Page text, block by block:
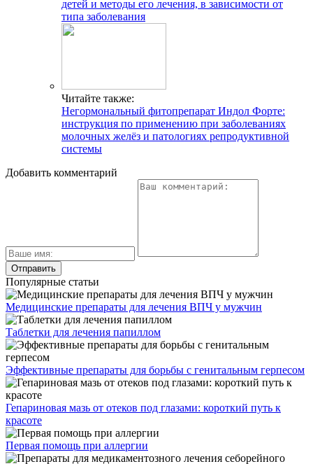
детей и методы его лечения, в зависимости от
типа заболевания
Читайте также:
Негормональный фитопрепарат Индол Форте:
инструкция по применению при заболеваниях
молочных желёз и патологиях репродуктивной
системы
Добавить комментарий
Популярные статьи
Медицинские препараты для лечения ВПЧ у мужчин
Таблетки для лечения папиллом
Эффективные препараты для борьбы с генитальным герпесом
Гепариновая мазь от отеков под глазами: короткий путь к
красоте
Первая помощь при аллергии